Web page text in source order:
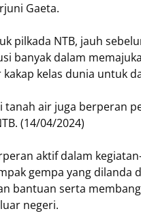
Gaeta.
pilkada NTB, jauh
banyak dalam
kelas dunia untuk
tanah air juga berperan
(14/04/2024)
aktif dalam
gempa yang dilanda
bantuan serta
negeri.